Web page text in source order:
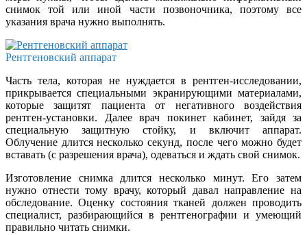
снимок той или иной части позвоночника, поэтому все
указания врача нужно выполнять.
Рентгеновский аппарат
Часть тела, которая не нуждается в рентген-исследовании,
прикрывается специальными экранирующими материалами,
которые защитят пациента от негативного воздействия
рентген-установки. Далее врач покинет кабинет, зайдя за
специальную защитную стойку, и включит аппарат.
Облучение длится несколько секунд, после чего можно будет
вставать (с разрешения врача), одеваться и ждать свой снимок.
Изготовление снимка длится несколько минут. Его затем
нужно отнести тому врачу, который давал направление на
обследование. Оценку состояния тканей должен проводить
специалист, разбирающийся в рентгенографии и умеющий
правильно читать снимки.